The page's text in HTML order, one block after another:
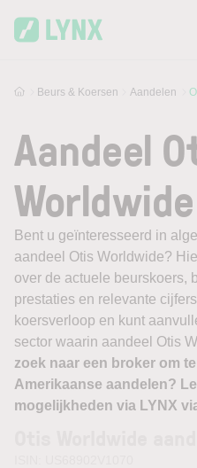
Beurs & Koersen Aandelen
Aandeel
Worldwide
Bent u geïnteresseerd in
aandeel Otis Worldwide?
over de actuele beurskoers,
prestaties en relevante
koersverloop en kunt
sector waarin aandeel Otis
zoek naar een broker om
Amerikaanse aandelen?
mogelijkheden via LYNX